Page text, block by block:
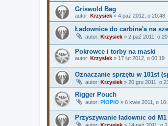
Griswold Bag
autor: Krzysiek » 4 paź 2012, o 20:48
Ładownice do carbine'a na
autor: Krzysiek » 2 paź 2011, o
Pokrowce i torby na maski
autor: Krzysiek » 17 lut 2012, o 00:19
Oznaczanie sprzętu w 101st
autor: Krzysiek » 20 gru 2011, o
Rigger Pouch
autor: PIOPIO » 6 kwie 2011, o
Przyszywanie ładownic od